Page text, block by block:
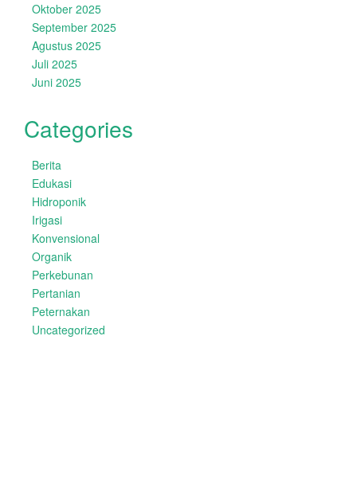
Oktober 2025
September 2025
Agustus 2025
Juli 2025
Juni 2025
Categories
Berita
Edukasi
Hidroponik
Irigasi
Konvensional
Organik
Perkebunan
Pertanian
Peternakan
Uncategorized